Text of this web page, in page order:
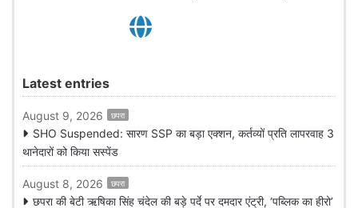
Latest entries
August 9, 2026 छपरा
SHO Suspended: सारण SSP का बड़ा एक्शन, कर्तव्यों प्रति लापरवाह 3
थानेदारों को किया सस्पेंड
August 8, 2026 छपरा
छपरा की बेटी ऋषिका सिंह चंदेल की बड़े पर्दे पर दमदार एंट्री, ‘पब्लिक का हीरो’